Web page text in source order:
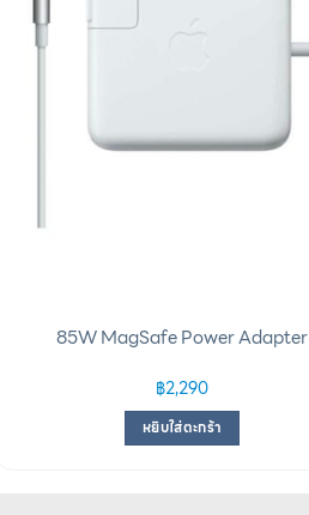
85W MagSafe Power Adapter
฿2,290
หยิบใส่ตะกร้า